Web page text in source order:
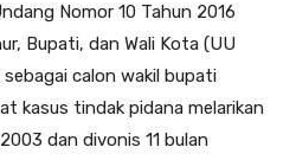
Nomor 10 Tahun 2016
Bupati, dan Wali Kota (UU
calon wakil bupati
kasus tindak pidana melarikan
dan divonis 11 bulan